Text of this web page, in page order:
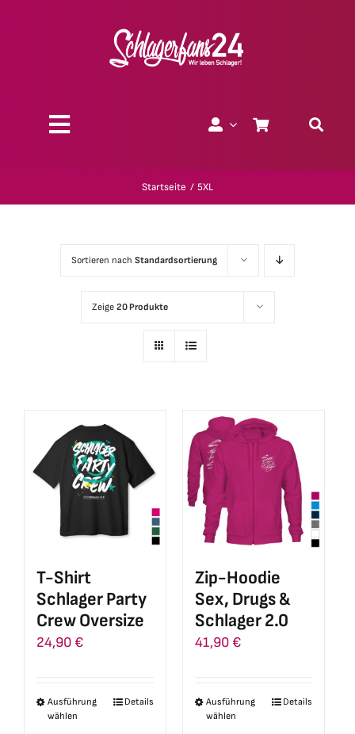
Toggle
Startseite 5XL
Sortieren nach Standardsortierung
Zeige 20 Produkte
T-Shirt
Schlager Party
Crew Oversize
24,90 €
Ausführung
wählen
DiesesDetails
Zip-Hoodie
Sex, Drugs &
Schlager 2.0
41,90 €
Ausführung
wählen
DiesesDetails